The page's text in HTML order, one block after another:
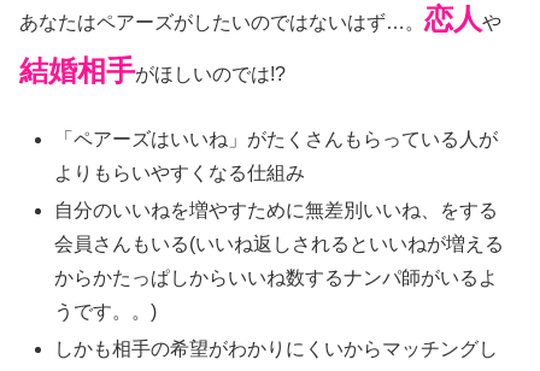
あなたはペアーズがしたいのではないはず…。 恋人や
結婚相手がほしいのでは!?
「ペアーズはいいね」がたくさんもらっている人が
よりもらいやすくなる仕組み
自分のいいねを増やすために無差別いいね、をする
会員さんもいる(いいね返しされるといいねが増える
からかたっぱしからいいね数するナンパ師がいるよ
うです。。)
しかも相手の希望がわかりにくいからマッチングし